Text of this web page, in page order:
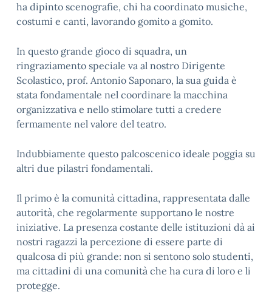
ha dipinto scenografie, chi ha coordinato musiche,
costumi e canti, lavorando gomito a gomito.
In questo grande gioco di squadra, un
ringraziamento speciale va al nostro Dirigente
Scolastico, prof. Antonio Saponaro, la sua guida è
stata fondamentale nel coordinare la macchina
organizzativa e nello stimolare tutti a credere
fermamente nel valore del teatro.
Indubbiamente questo palcoscenico ideale poggia su
altri due pilastri fondamentali.
Il primo è la comunità cittadina, rappresentata dalle
autorità, che regolarmente supportano le nostre
iniziative. La presenza costante delle istituzioni dà ai
nostri ragazzi la percezione di essere parte di
qualcosa di più grande: non si sentono solo studenti,
ma cittadini di una comunità che ha cura di loro e li
protegge.